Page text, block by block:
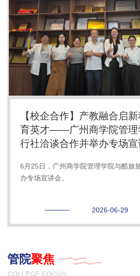
【校企合作】产教融合启
育英才——广州商学院管理
行社洽谈合作并举办专场宣
6月25日，广州商学院管理学院与酷旅
办专场宣讲会。
2026-06-29
管院聚焦
COLLEGE FOCUS